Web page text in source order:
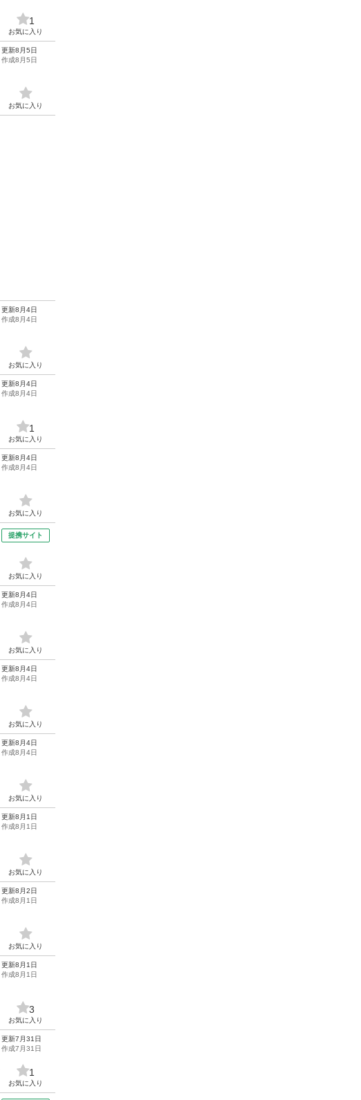
1
お気に入り
更新8月5日
作成8月5日
お気に入り
更新8月4日
作成8月4日
お気に入り
更新8月4日
作成8月4日
1
お気に入り
更新8月4日
作成8月4日
お気に入り
提携サイト
お気に入り
更新8月4日
作成8月4日
お気に入り
更新8月4日
作成8月4日
お気に入り
更新8月4日
作成8月4日
お気に入り
更新8月1日
作成8月1日
お気に入り
更新8月2日
作成8月1日
お気に入り
更新8月1日
作成8月1日
3
お気に入り
更新7月31日
作成7月31日
1
お気に入り